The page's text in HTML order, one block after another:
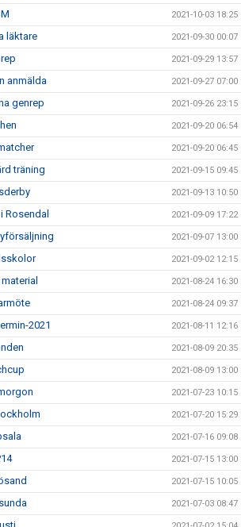
2021-10-03 18:25
läktare 2021-09-30 00:07
2021-09-29 13:57
anmälda 2021-09-27 07:00
genrep 2021-09-26 23:15
2021-09-20 06:54
2021-09-20 06:45
träning 2021-09-15 09:45
2021-09-13 10:50
Rosendal 2021-09-09 17:22
2021-09-07 13:00
2021-09-02 12:15
2021-08-24 16:30
2021-08-24 09:37
2021 2021-08-11 12:16
2021-08-09 20:35
2021-08-09 13:00
2021-07-23 10:15
2021-07-20 15:29
2021-07-16 09:08
2021-07-15 13:00
2021-07-15 10:05
2021-07-03 08:47